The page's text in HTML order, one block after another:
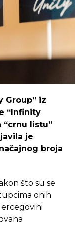
djelovati i u
dugoročnu
moglo bi
napredne
te
Group” iz
“Infinity
“crnu listu”
je
broja
što su se
onih